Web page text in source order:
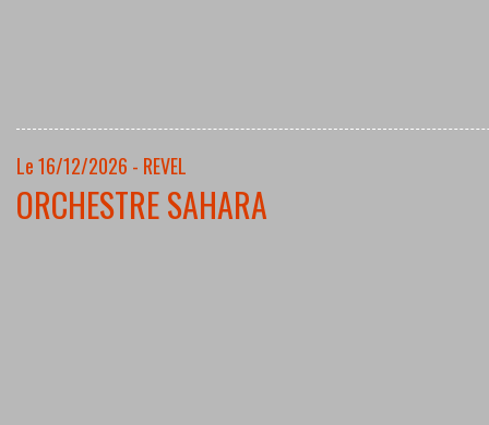
Le 16/12/2026 - REVEL
ORCHESTRE SAHARA